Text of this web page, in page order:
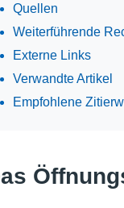
Quellen
Weiterführende
Externe Links
Verwandte Artikel
Empfohlene